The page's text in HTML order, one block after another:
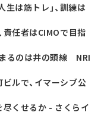
は筋トレ」、訓練は
責任者はCIMOで目指
るのは井の頭線 NRI
ルで、イマーシブ公
尽くせるか - さくらイ